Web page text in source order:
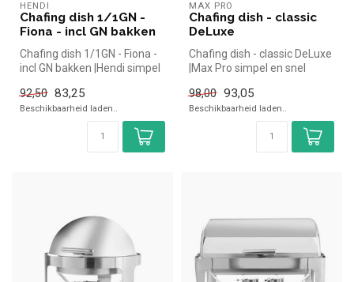
HENDI
Chafing dish 1/1GN -
Fiona - incl GN bakken
Chafing dish 1/1GN - Fiona -
incl GN bakken |Hendi simpel
92,50 83,25
Beschikbaarheid laden..
MAX PRO
Chafing dish - classic
DeLuxe
Chafing dish - classic DeLuxe
|Max Pro simpel en snel
98,00 93,05
Beschikbaarheid laden..